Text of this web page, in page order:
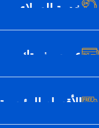
خدمة العملاء
عن سيف تك
الأقسام الرئيسية